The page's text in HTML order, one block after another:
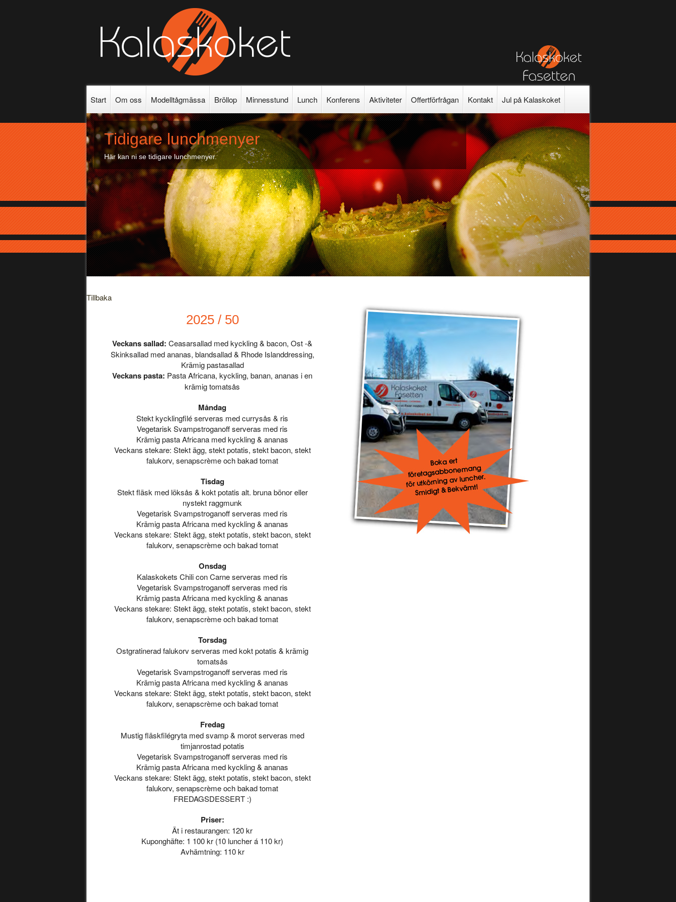
Start Om oss Modelltågmässa Bröllop Minnesstund Lunch Konferens Aktiviteter Offertförfrågan Kontakt Jul på Kalaskoket
Tidigare lunchmenyer
Här kan ni se tidigare lunchmenyer.
Tillbaka
2025 / 50
Veckans sallad: Ceasarsallad med kyckling & bacon, Ost -&
Skinksallad med ananas, blandsallad & Rhode Islanddressing,
Krämig pastasallad
Veckans pasta: Pasta Africana, kyckling, banan, ananas i en
krämig tomatsås
Måndag
Stekt kycklingfilé serveras med currysås & ris
Vegetarisk Svampstroganoff serveras med ris
Krämig pasta Africana med kyckling & ananas
Veckans stekare: Stekt ägg, stekt potatis, stekt bacon, stekt
falukorv, senapscrème och bakad tomat
Tisdag
Stekt fläsk med löksås & kokt potatis alt. bruna bönor eller
nystekt raggmunk
Vegetarisk Svampstroganoff serveras med ris
Krämig pasta Africana med kyckling & ananas
Veckans stekare: Stekt ägg, stekt potatis, stekt bacon, stekt
falukorv, senapscrème och bakad tomat
Onsdag
Kalaskokets Chili con Carne serveras med ris
Vegetarisk Svampstroganoff serveras med ris
Krämig pasta Africana med kyckling & ananas
Veckans stekare: Stekt ägg, stekt potatis, stekt bacon, stekt
falukorv, senapscrème och bakad tomat
Torsdag
Ostgratinerad falukorv serveras med kokt potatis & krämig
tomatsås
Vegetarisk Svampstroganoff serveras med ris
Krämig pasta Africana med kyckling & ananas
Veckans stekare: Stekt ägg, stekt potatis, stekt bacon, stekt
falukorv, senapscrème och bakad tomat
Fredag
Mustig fläskfilégryta med svamp & morot serveras med
timjanrostad potatis
Vegetarisk Svampstroganoff serveras med ris
Krämig pasta Africana med kyckling & ananas
Veckans stekare: Stekt ägg, stekt potatis, stekt bacon, stekt
falukorv, senapscrème och bakad tomat
FREDAGSDESSERT :)
Priser:
Ät i restaurangen: 120 kr
Kuponghäfte: 1 100 kr (10 luncher á 110 kr)
Avhämtning: 110 kr